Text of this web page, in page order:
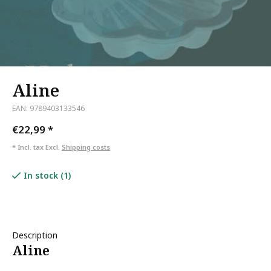
Aline
EAN: 9789403133546
€22,99*
* Incl. tax Excl. Shipping costs
In stock (1)
Description
Aline